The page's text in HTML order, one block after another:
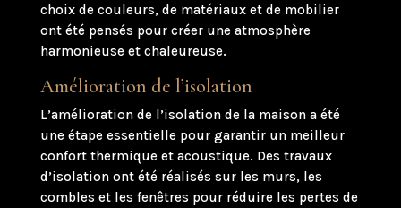
choix de couleurs, de matériaux et de mobilier
ont été pensés pour créer une atmosphère
harmonieuse et chaleureuse.
Amélioration de l’isolation
L’amélioration de l’isolation de la maison a été
une étape essentielle pour garantir un meilleur
confort thermique et acoustique. Des travaux
d’isolation ont été réalisés sur les murs, les
combles et les fenêtres pour réduire les pertes de